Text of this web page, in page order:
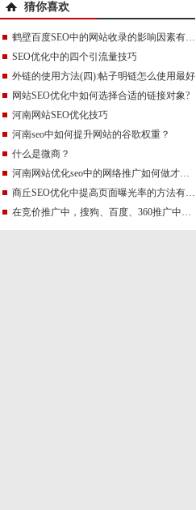
猜你喜欢
鹤壁百度SEO中的网站收录的影响因素有哪些？
SEO优化中的四个引流量技巧
外链的使用方法(四):帖子明链怎么使用最好
网站SEO优化中如何选择合适的链接对象?
河南网站SEO优化技巧
河南seo中如何提升网站的谷歌权重？
什么是微商？
河南网站优化seo中的网络推广如何做才能更符合SEO规则？
商丘SEO优化中提高页面曝光率的方法有哪些?
在竞价推广中，搜狗、百度、360推广中关键词有